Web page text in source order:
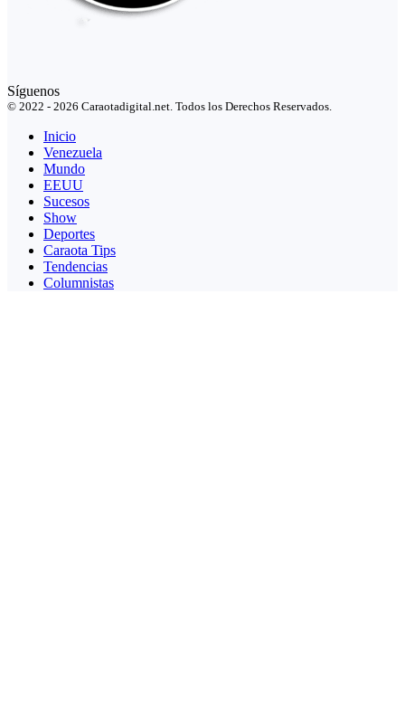
Síguenos
© 2022 - 2026 Caraotadigital.net. Todos los Derechos Reservados.
Inicio
Venezuela
Mundo
EEUU
Sucesos
Show
Deportes
Caraota Tips
Tendencias
Columnistas